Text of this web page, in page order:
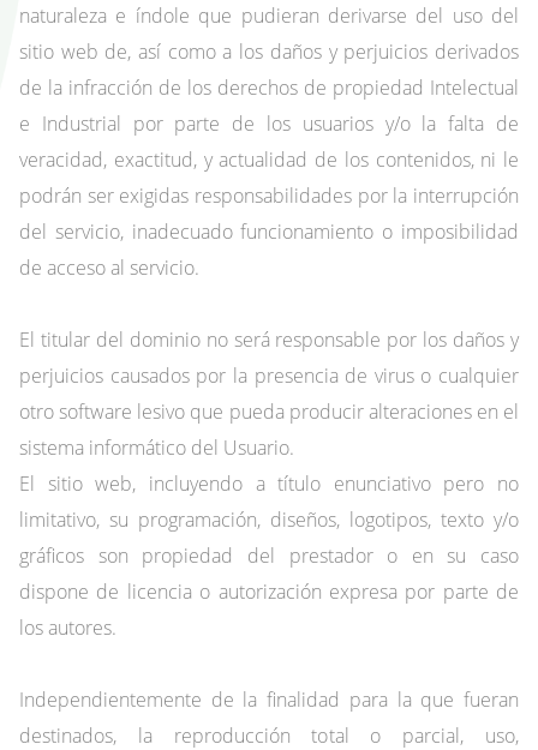
naturaleza e índole que pudieran derivarse del uso del
sitio web de, así como a los daños y perjuicios derivados
de la infracción de los derechos de propiedad Intelectual
e Industrial por parte de los usuarios y/o la falta de
veracidad, exactitud, y actualidad de los contenidos, ni le
podrán ser exigidas responsabilidades por la interrupción
del servicio, inadecuado funcionamiento o imposibilidad
de acceso al servicio.
El titular del dominio no será responsable por los daños y
perjuicios causados por la presencia de virus o cualquier
otro software lesivo que pueda producir alteraciones en el
sistema informático del Usuario.
El sitio web, incluyendo a título enunciativo pero no
limitativo, su programación, diseños, logotipos, texto y/o
gráficos son propiedad del prestador o en su caso
dispone de licencia o autorización expresa por parte de
los autores.
Independientemente de la finalidad para la que fueran
destinados, la reproducción total o parcial, uso,